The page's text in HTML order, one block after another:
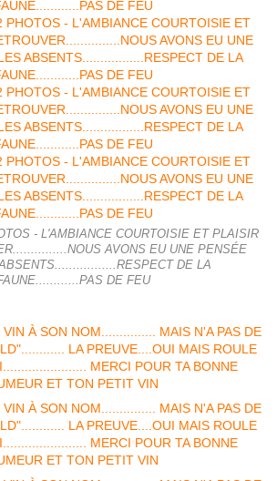
- L'AMBIANCE COURTOISIE ET PLAISIR
AVONS EU UNE PENSÉE
DE LA
DE FEU